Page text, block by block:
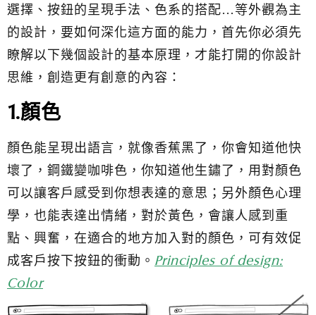
選擇、按鈕的呈現手法、色系的搭配…等外觀為主
的設計，要如何深化這方面的能力，首先你必須先
瞭解以下幾個設計的基本原理，才能打開的你設計
思維，創造更有創意的內容：
1.顏色
顏色能呈現出語言，就像香蕉黑了，你會知道他快
壞了，鋼鐵變咖啡色，你知道他生鏽了，用對顏色
可以讓客戶感受到你想表達的意思；另外顏色心理
學，也能表達出情緒，對於黃色，會讓人感到重
點、興奮，在適合的地方加入對的顏色，可有效促
成客戶按下按鈕的衝動。 Principles of design:
Color